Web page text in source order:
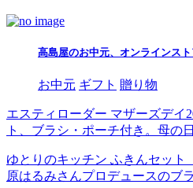
高島屋のお中元、オンラインス
お中元 ギフト 贈り物
エスティローダー マザーズデイ
ト、ブラシ・ポーチ付き。母の
ゆとりのキッチン ふきんセット
原はるみさんプロデュースのブ